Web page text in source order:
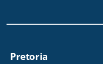
Pretoria